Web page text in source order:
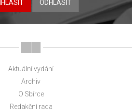
ODHLÁSIT
Aktuální vydání
Archiv
O Sbírce
Redakční rada